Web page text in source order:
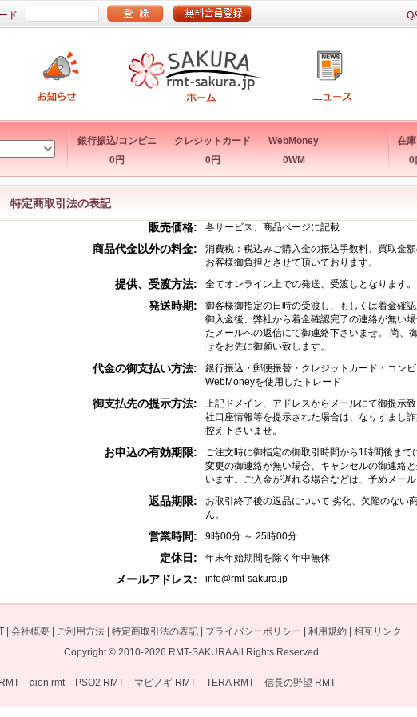
ド
銀行振込/コンビニ
0円
クレジットカード
0円
WebMoney
0WM
在
0
特定商取引法の表記
販売価格:
各サービス、商品ページに記載
商品代金以外の料金:
消費税：税込みご購入金の振込手数料、買取金
お客様御負担とさせて頂いております。
提供、受渡方法: 全てオンライン上での発送、受渡しとなります。
発送時期:
御客様御指定の日時の受渡し、もしくは着金確認
御入金後、弊社から着金確認完了の連絡が無い
たメールへの返信にて御連絡下さいませ。 尚、
せをお先に御願い致します。
代金の御支払い方法:
銀行振込・郵便振替・クレジットカード・コン
WebMoneyを使用したトレード
御支払先の提示方法:
上記ドメイン、アドレスからメールにて御提示
社口座情報等を提示された場合は、なりすまし
控え下さいませ。
お申込の有効期限:
ご注文時に御指定の御取引時間から1時間後ま
変更の御連絡が無い場合、キャンセルの御連絡
います。ご入金が遅れる場合などは、予めメール
返品期限:
お取引終了後の返品について 劣化、欠陥のない
ん。
営業時間: 9時00分 ～ 25時00分
定休日: 年末年始期間を除く年中無休
メールアドレス: info@rmt-sakura.jp
会社概要 ご利用方法 特定商取引法の表記 プライバシーポリシー 利用規約
相互リンク
Copyright © 2010-2026 RMT-SAKURAAll Rights Reserved.
aion rmt PSO2 RMT マビノギ RMT TERA RMT 信長の野望 RMT